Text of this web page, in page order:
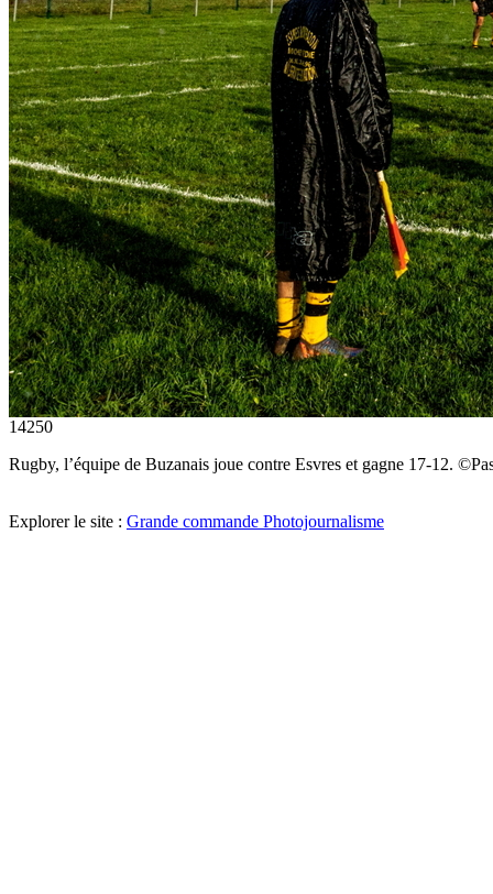
14250
Rugby, l’équipe de Buzanais joue contre Esvres et gagne 17-12.
Explorer le site : Grande commande Photojournalisme